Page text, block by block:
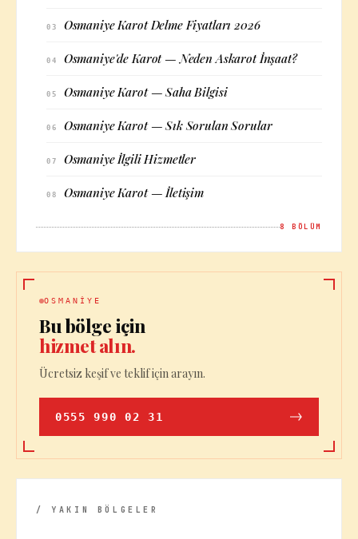
03 Osmaniye Karot Delme Fiyatları 2026
04 Osmaniye'de Karot — Neden Askarot İnşaat?
05 Osmaniye Karot — Saha Bilgisi
06 Osmaniye Karot — Sık Sorulan Sorular
07 Osmaniye İlgili Hizmetler
08 Osmaniye Karot — İletişim
8 BÖLÜM
OSMANIYE
Bu bölge için
hizmet alın.
Ücretsiz keşif ve teklif için arayın.
0555 990 02 31
/ YAKIN BÖLGELER